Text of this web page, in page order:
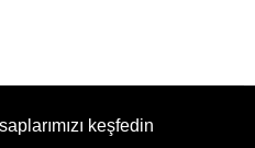
keşfedin